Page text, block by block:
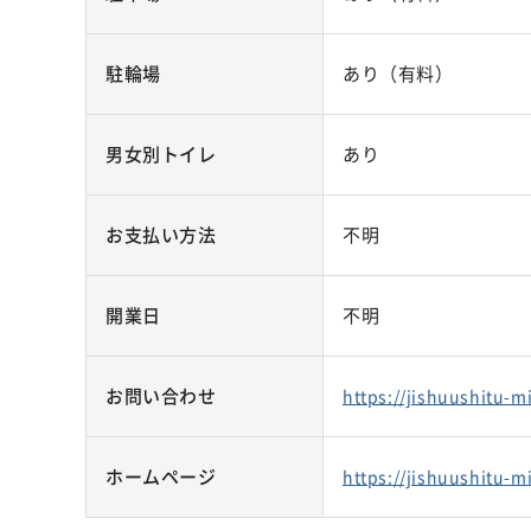
駐輪場 あり（有料）
男女別トイレ あり
お支払い方法 不明
開業日 不明
お問い合わせ https://jishuushitu-
ホームページ https://jishuushitu-